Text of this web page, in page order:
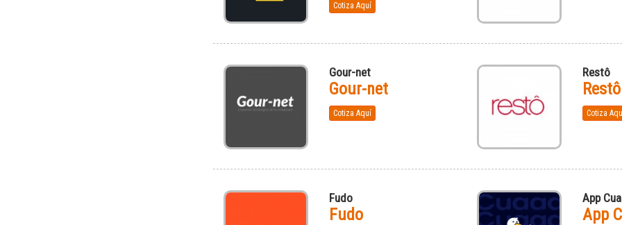
Cotiza Aquí
Gour-net
Gour-net
Cotiza Aquí
Restô
Restô
Cotiza
Fudo
Fudo
App
App